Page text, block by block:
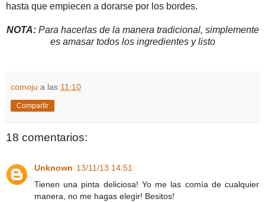
hasta que empiecen a dorarse por los bordes.
NOTA:Para hacerlas de la manera tradicional, simplemente
es amasar todos los ingredientes y listo
comoju a las 11:10
Compartir
18 comentarios:
Unknown 13/11/13 14:51
Tienen una pinta deliciosa! Yo me las comía de cualquier
manera, no me hagas elegir! Besitos!